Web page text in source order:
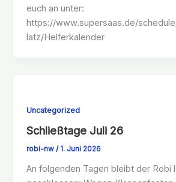
euch an unter:
https://www.supersaas.de/
latz/Helferkalender
Uncategorized
Schließtage Juli 26
robi-nw/1. Juni 2026
An folgenden Tagen bleibt der Robi